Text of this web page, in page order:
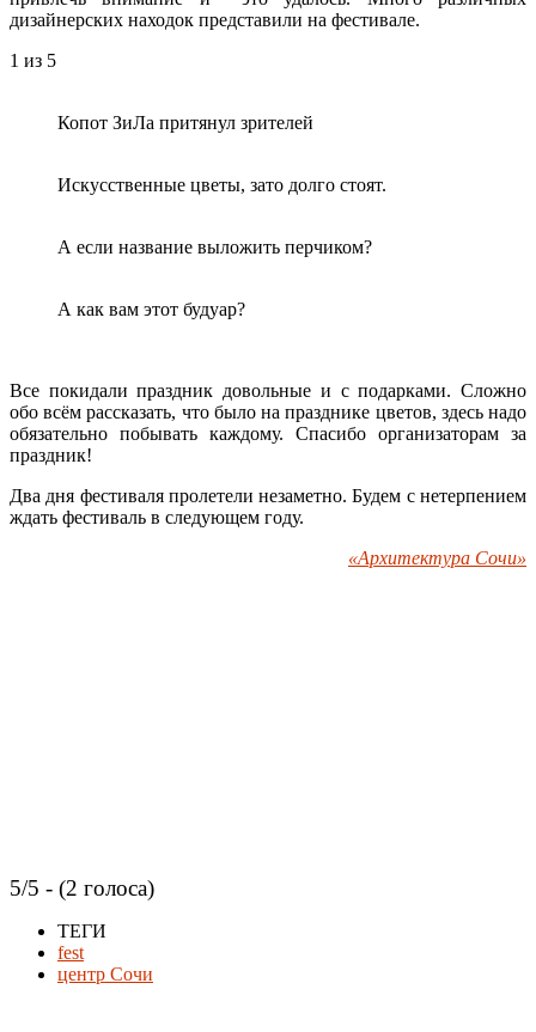
дизайнерских находок представили на фестивале.
1 из 5
Копот ЗиЛа притянул зрителей
Искусственные цветы, зато долго стоят.
А если название выложить перчиком?
А как вам этот будуар?
Все покидали праздник довольные и с подарками. Сложно
обо всём рассказать, что было на празднике цветов, здесь надо
обязательно побывать каждому. Спасибо организаторам за
праздник!
Два дня фестиваля пролетели незаметно. Будем с нетерпением
ждать фестиваль в следующем году.
«Архитектура Сочи»
5/5 - (2 голоса)
ТЕГИ
fest
центр Сочи